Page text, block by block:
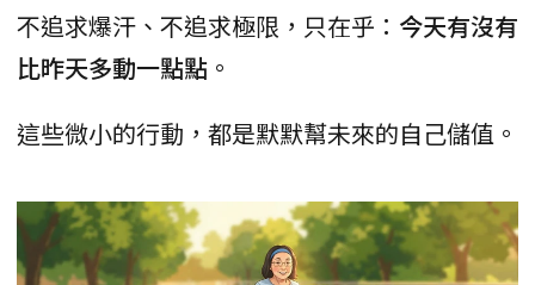
不追求爆汗、不追求極限，只在乎： 今天有沒有
比昨天多動一點點 。
這些微小的行動，都是默默幫未來的自己儲值。